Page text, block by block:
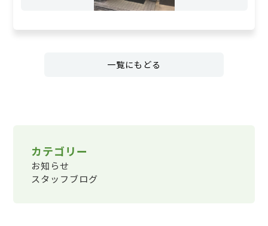
一覧にもどる
カテゴリー
お知らせ
スタッフブログ